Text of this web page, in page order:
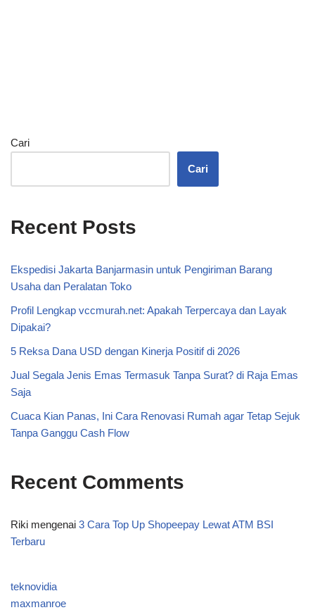
Cari
Cari
Recent Posts
Ekspedisi Jakarta Banjarmasin untuk Pengiriman Barang
Usaha dan Peralatan Toko
Profil Lengkap vccmurah.net: Apakah Terpercaya dan Layak
Dipakai?
5 Reksa Dana USD dengan Kinerja Positif di 2026
Jual Segala Jenis Emas Termasuk Tanpa Surat? di Raja Emas
Saja
Cuaca Kian Panas, Ini Cara Renovasi Rumah agar Tetap Sejuk
Tanpa Ganggu Cash Flow
Recent Comments
Riki mengenai 3 Cara Top Up Shopeepay Lewat ATM BSI
Terbaru
teknovidia
maxmanroe